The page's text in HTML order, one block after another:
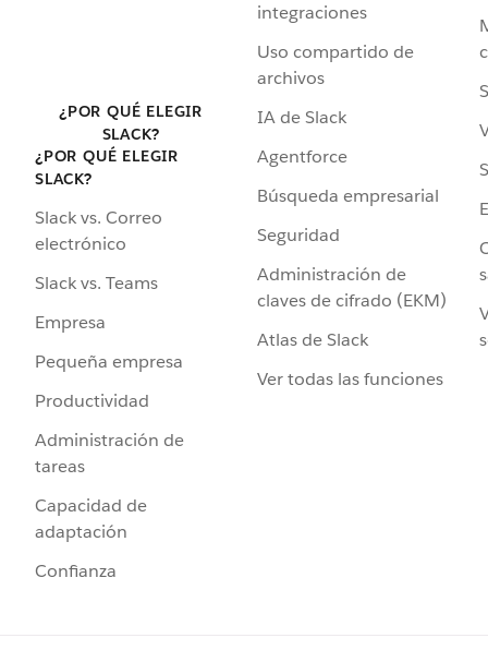
¿POR QUÉ ELEGIR
SLACK?
¿POR QUÉ ELEGIR
SLACK?
Slack vs. Correo
electrónico
Slack vs. Teams
Empresa
Pequeña empresa
Productividad
Administración de
tareas
Capacidad de
adaptación
Confianza
integraciones
Uso compartido de
archivos
IA de Slack
Agentforce
Búsqueda empresarial
Seguridad
Administración de
claves de cifrado (EKM)
Atlas de Slack
Ver todas las funciones